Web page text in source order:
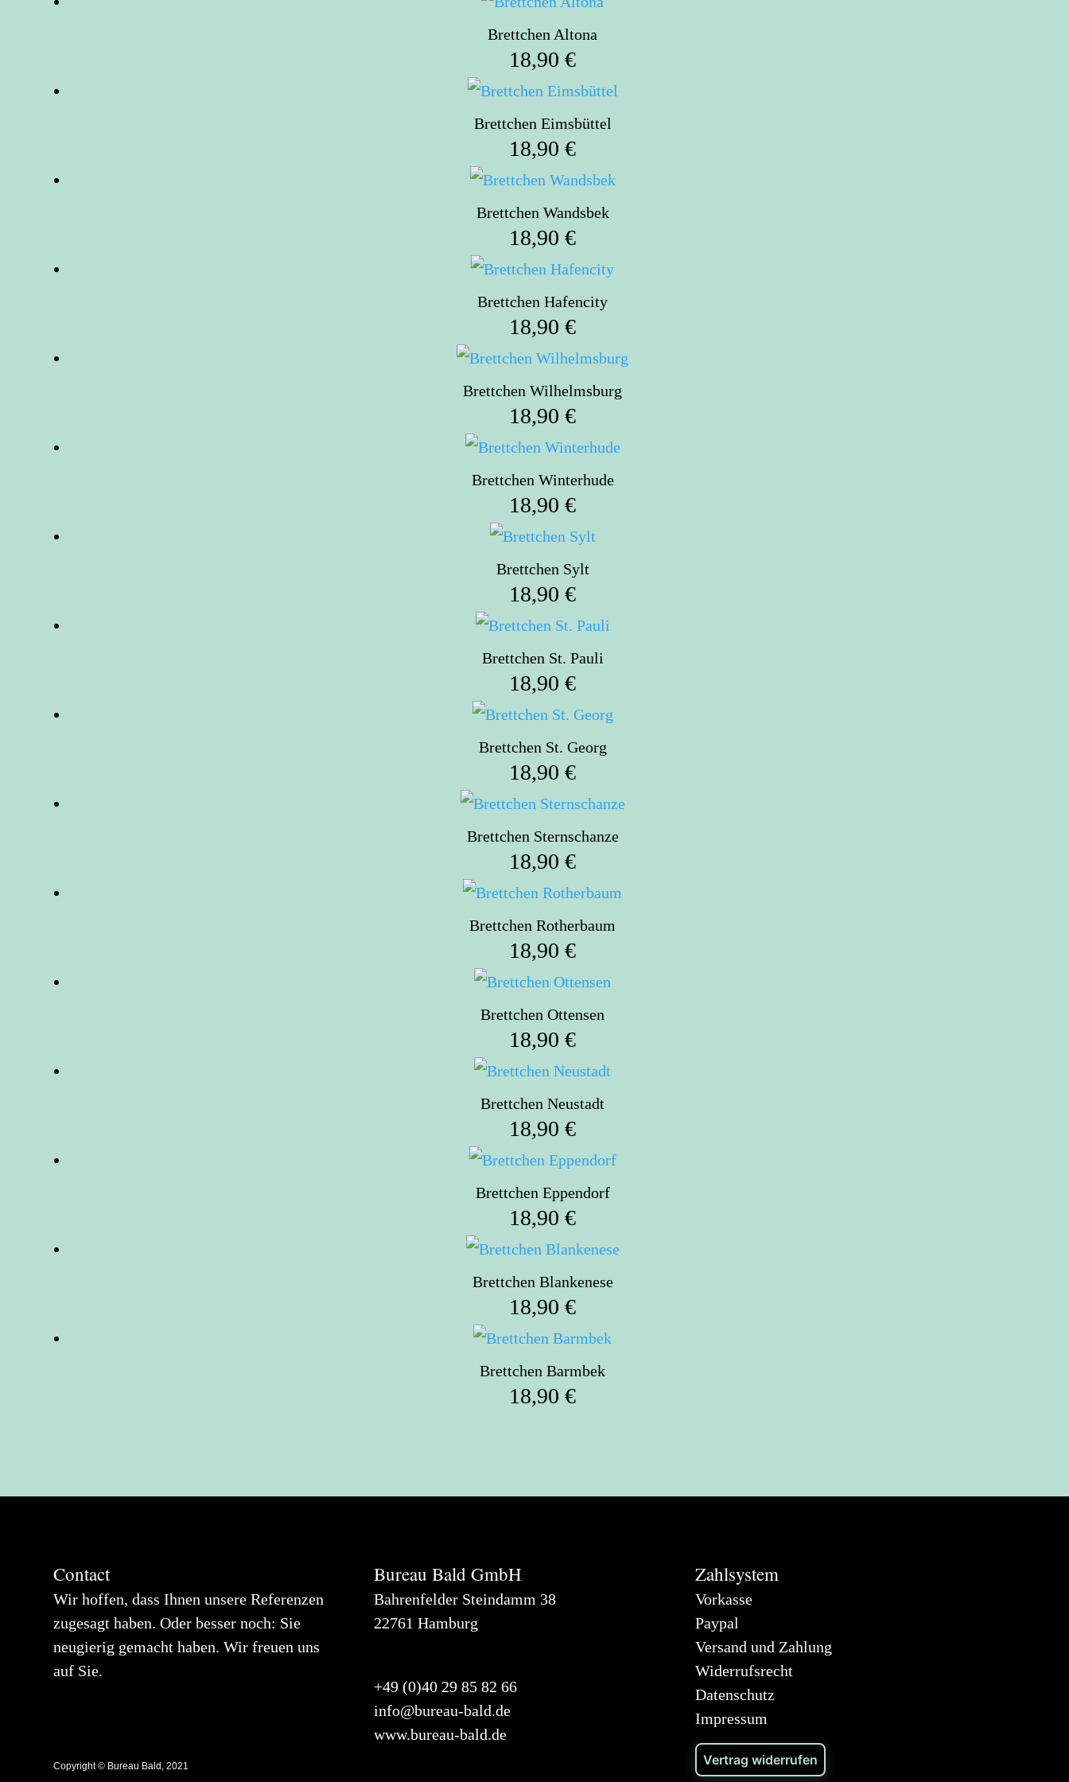
75,60 €
Brettchen Altona
18,90 €
Brettchen Eimsbüttel
18,90 €
Brettchen Wandsbek
18,90 €
Brettchen Hafencity
18,90 €
Brettchen Wilhelmsburg
18,90 €
Brettchen Winterhude
18,90 €
Brettchen Sylt
18,90 €
Brettchen St. Pauli
18,90 €
Brettchen St. Georg
18,90 €
Brettchen Sternschanze
18,90 €
Brettchen Rotherbaum
18,90 €
Brettchen Ottensen
18,90 €
Brettchen Neustadt
18,90 €
Brettchen Eppendorf
18,90 €
Brettchen Blankenese
18,90 €
Brettchen Barmbek
18,90 €
Contact
Wir hoffen, dass Ihnen unsere Referenzen
zugesagt haben. Oder besser noch: Sie
neugierig gemacht haben. Wir freuen uns
auf Sie.
Copyright © Bureau Bald, 2021
Bureau Bald GmbH
Bahrenfelder Steindamm 38
22761 Hamburg
+49 (0)40 29 85 82 66
info@bureau-bald.de
www.bureau-bald.de
Zahlsystem
Vorkasse
Paypal
Versand und Zahlung
Widerrufsrecht
Datenschutz
Impressum
Vertrag widerrufen